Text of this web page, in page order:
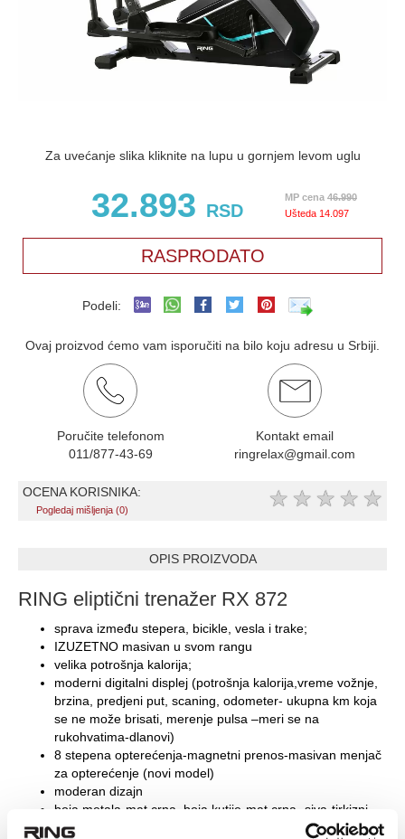
Za uvećanje slika kliknite na lupu u gornjem levom uglu
32.893 RSD
MP cena 46.990
Ušteda 14.097
RASPRODATO
Podeli:
Ovaj proizvod ćemo vam isporučiti na bilo koju adresu u Srbiji.
Poručite telefonom
011/877-43-69
Kontakt email
ringrelax@gmail.com
OCENA KORISNIKA:
Pogledaj mišljenja (0) ★ ★ ★ ★ ★
OPIS PROIZVODA
RING eliptični trenažer RX 872
sprava između stepera, bicikle, vesla i trake;
IZUZETNO masivan u svom rangu
velika potrošnja kalorija;
moderni digitalni displej (potrošnja kalorija,vreme vožnje,
brzina, predjeni put, scaning, odometer- ukupna km koja
se ne može brisati, merenje pulsa –meri se na
rukohvatima-dlanovi)
8 stepena opterećenja-magnetni prenos-masivan menjač
za opterećenje (novi model)
moderan dizajn
boja metala-mat crna, boja kutije-mat crna- siva-tirkizni
detalj